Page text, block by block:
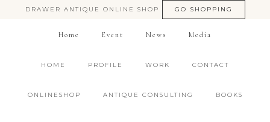
DRAWER ANTIQUE ONLINE SHOP GO SHOPPING
Home Event News Media
HOME PROFILE WORK CONTACT
ONLINESHOP ANTIQUE CONSULTING BOOKS